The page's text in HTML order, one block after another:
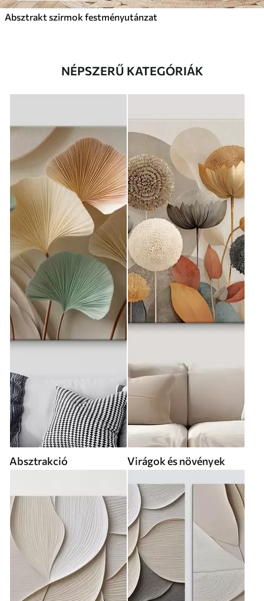
Absztrakt szirmok festményutánzat
NÉPSZERŰ KATEGÓRIÁK
Absztrakció Virágok és növények